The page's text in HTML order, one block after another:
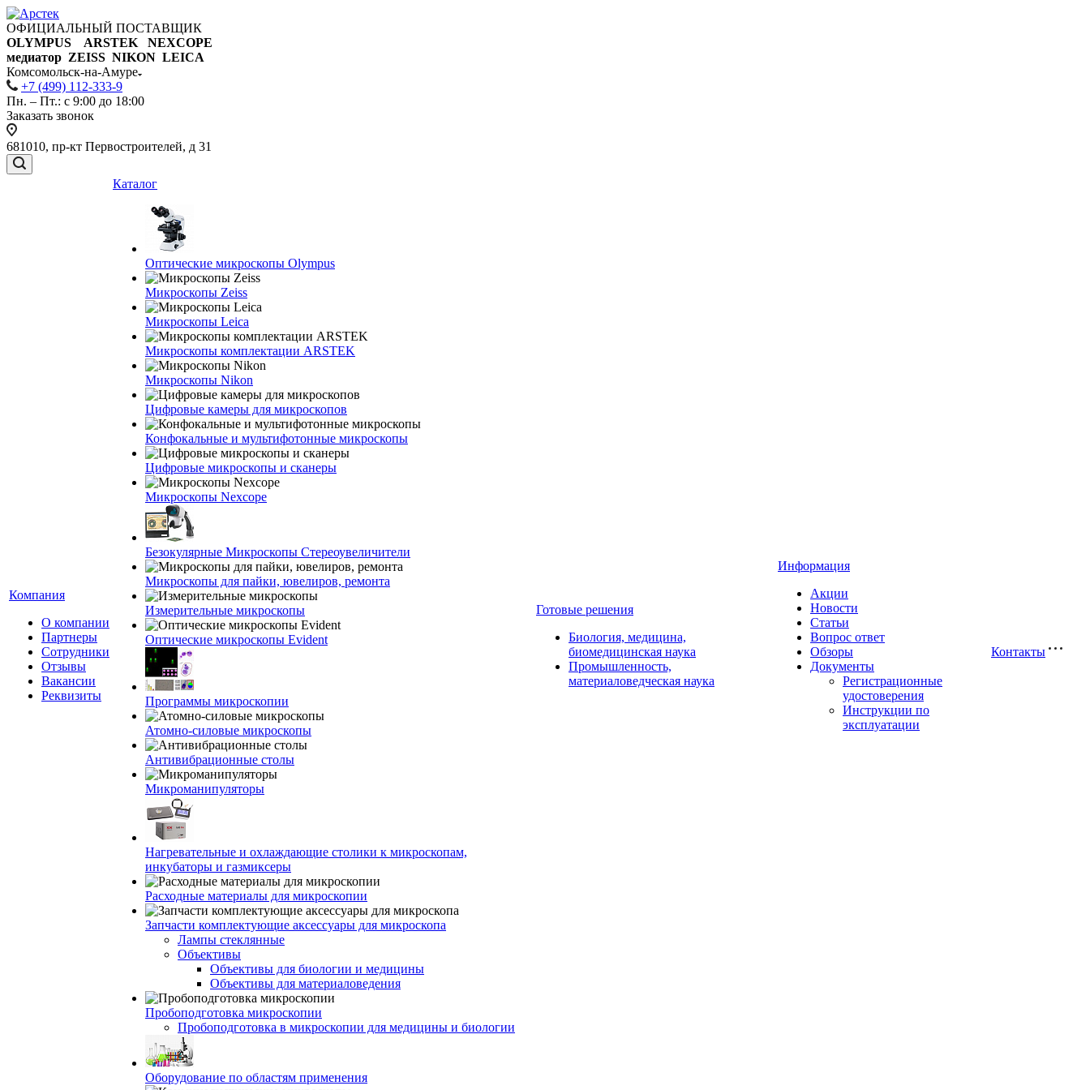
ОФИЦИАЛЬНЫЙ ПОСТАВЩИК
OLYMPUS ARSTEK NEXCOPE
медиатор ZEISS NIKON LEICA
Комсомольск-на-Амуре
+7 (499) 112-333-9
Пн. – Пт.: с 9:00 до 18:00
Заказать звонок
681010, пр-кт Первостроителей, д 31
Компания
О компании
Партнеры
Сотрудники
Отзывы
Вакансии
Реквизиты
Каталог
Оптические микроскопы Olympus
Микроскопы Zeiss
Микроскопы Leica
Микроскопы комплектации ARSTEK
Микроскопы Nikon
Цифровые камеры для микроскопов
Конфокальные и мультифотонные микроскопы
Цифровые микроскопы и сканеры
Микроскопы Nexcope
Безокулярные Микроскопы Стереоувеличители
Микроскопы для пайки, ювелиров, ремонта
Измерительные микроскопы
Оптические микроскопы Evident
Программы микроскопии
Атомно-силовые микроскопы
Антивибрационные столы
Микроманипуляторы
Нагревательные и охлаждающие столики к микроскопам,
инкубаторы и газмиксеры
Расходные материалы для микроскопии
Запчасти комплектующие аксессуары для микроскопа
Лампы стеклянные
Объективы
Объективы для биологии и медицины
Объективы для материаловедения
Пробоподготовка микроскопии
Пробоподготовка в микроскопии для медицины и биологии
Оборудование по областям применения
Готовые решения
Биология, медицина,
биомедицинская наука
Промышленность,
материаловедческая наука
Информация
Акции
Новости
Статьи
Вопрос ответ
Обзоры
Документы
Регистрационные
удостоверения
Инструкции по
эксплуатации
Контакты